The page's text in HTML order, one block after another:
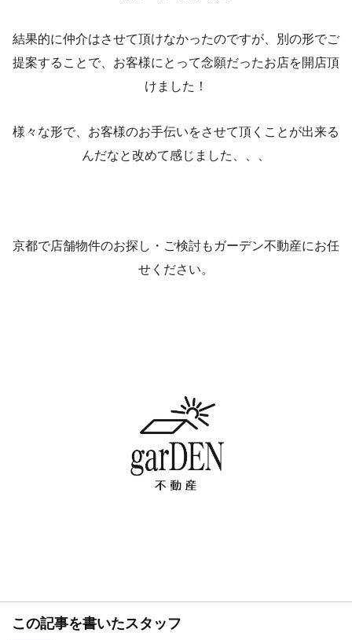
結果的に仲介はさせて頂けなかったのですが、別の形でご
提案することで、お客様にとって念願だったお店を開店頂
けました！
様々な形で、お客様のお手伝いをさせて頂くことが出来る
んだなと改めて感じました、、、
京都で店舗物件のお探し・ご検討もガーデン不動産にお任
せください。
この記事を書いたスタッフ